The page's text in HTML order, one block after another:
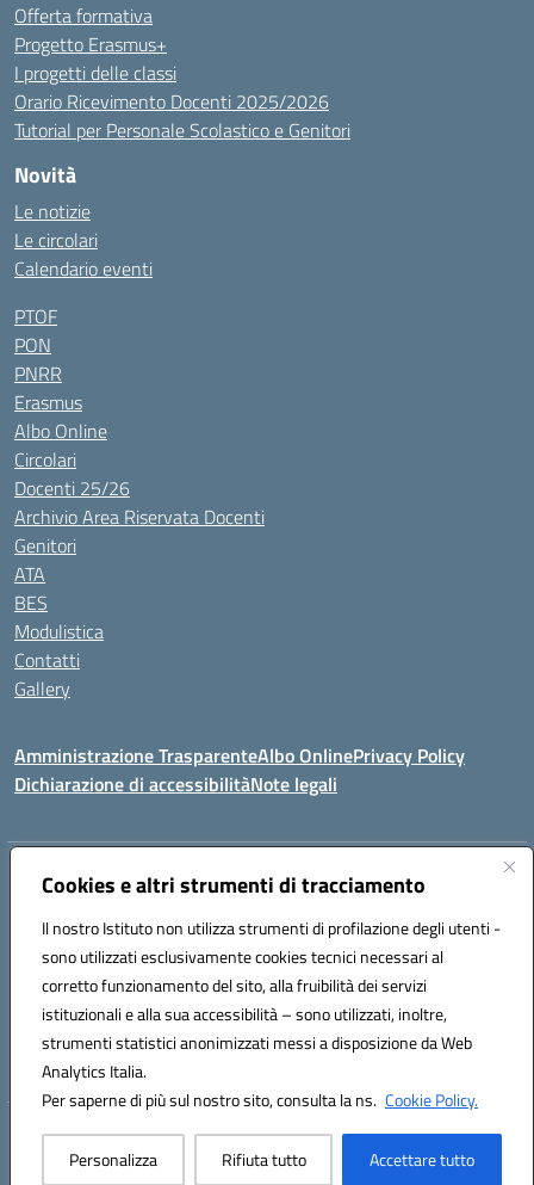
Cookies e altri strumenti di tracciamento
Il nostro Istituto non utilizza strumenti di profilazione degli utenti -
sono utilizzati esclusivamente cookies tecnici necessari al
corretto funzionamento del sito, alla fruibilità dei servizi
istituzionali e alla sua accessibilità – sono utilizzati, inoltre,
strumenti statistici anonimizzati messi a disposizione da Web
Analytics Italia.
Per saperne di più sul nostro sito, consulta la ns. Cookie Policy.
Personalizza Rifiuta tutto Accettare tutto
Offerta formativa
Progetto Erasmus+
I progetti delle classi
Orario Ricevimento Docenti 2025/2026
Tutorial per Personale Scolastico e Genitori
Novità
Le notizie
Le circolari
Calendario eventi
PTOF
PON
PNRR
Erasmus
Albo Online
Circolari
Docenti 25/26
Archivio Area Riservata Docenti
Genitori
ATA
BES
Modulistica
Contatti
Gallery
Amministrazione TrasparenteAlbo OnlinePrivacy Policy
Dichiarazione di accessibilitàNote legali
Indirizzo:Via Coniugi Crigna – Cap. 89861 – Tropea (VV)
Posta elettronica certificata (PEC):vvic82200d@pec.istruzione.it
Codice fiscale: 96012410799
Codice meccanografico:VVIC82200D
Codice Indice delle Pubbliche Amministrazioni (IPA): istsc_vvic82200d
Codice unico di fatturazione (CUF): UFUKAE
Hosting & Powered by 3D Solution S.r.l.
Concept & Design by Designers Italia